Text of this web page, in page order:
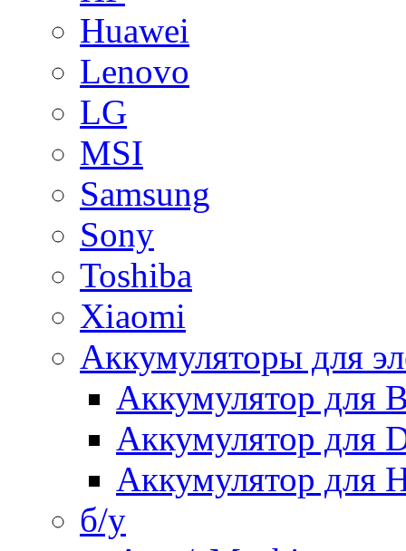
Huawei
Lenovo
LG
MSI
Samsung
Sony
Toshiba
Xiaomi
Аккумуляторы для
Аккумулятор для
Аккумулятор для
Аккумулятор для
б/у